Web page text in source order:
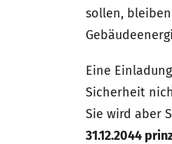
sollen,
Eine
Sicherheit
Sie wird aber
31.12.2044